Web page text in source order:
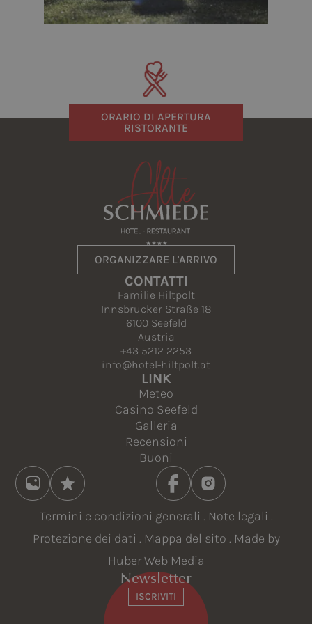
ORARIO DI APERTURA
RISTORANTE
CONTATTI
Familie Hiltpolt
Innsbrucker Straße 18
6100 Seefeld
Austria
+43 5212 2253
info@hotel-hiltpolt.at
ORGANIZZARE L'ARRIVO
LINK
Meteo
Casino Seefeld
Galleria
Recensioni
Buoni
Termini e condizioni generali . Note legali .
Protezione dei dati . Mappa del sito . Made by
Huber Web Media
Newsletter
ISCRIVITI